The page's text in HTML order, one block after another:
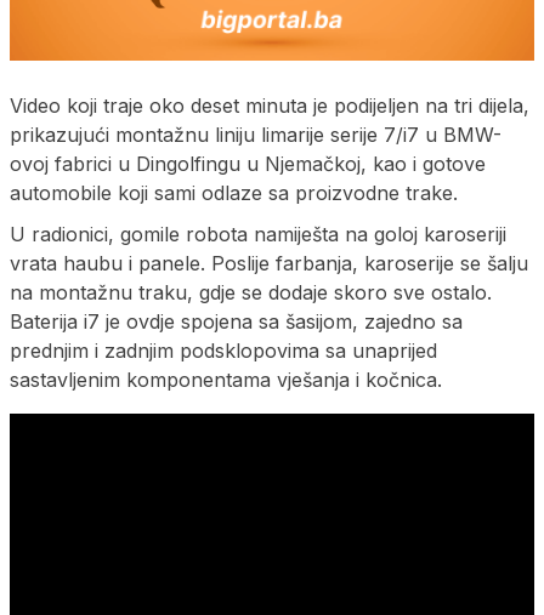
Video koji traje oko deset minuta je podijeljen na tri dijela,
prikazujući montažnu liniju limarije serije 7/i7 u BMW-
ovoj fabrici u Dingolfingu u Njemačkoj, kao i gotove
automobile koji sami odlaze sa proizvodne trake.
U radionici, gomile robota namiješta na goloj karoseriji
vrata haubu i panele. Poslije farbanja, karoserije se šalju
na montažnu traku, gdje se dodaje skoro sve ostalo.
Baterija i7 je ovdje spojena sa šasijom, zajedno sa
prednjim i zadnjim podsklopovima sa unaprijed
sastavljenim komponentama vješanja i kočnica.